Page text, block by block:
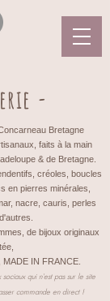
-
Bretagne
faits à la main
& de Bretagne.
créoles, boucles
en pierres minérales,
nacre, cauris, perles
de bijoux originaux
IN FRANCE.
qui n'est pas sur le site
commande en direct !